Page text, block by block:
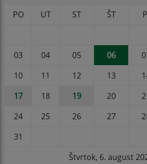
PO
UT ST ŠT
03
04 05 06
10
11 12 13
17
18 19 20
24
25 26 27
31
Štvrtok, 6. august